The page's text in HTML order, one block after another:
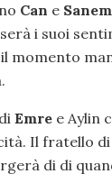
Can e Sanem
i suoi
momento
Emre e Aylin
Il fratello di
di di